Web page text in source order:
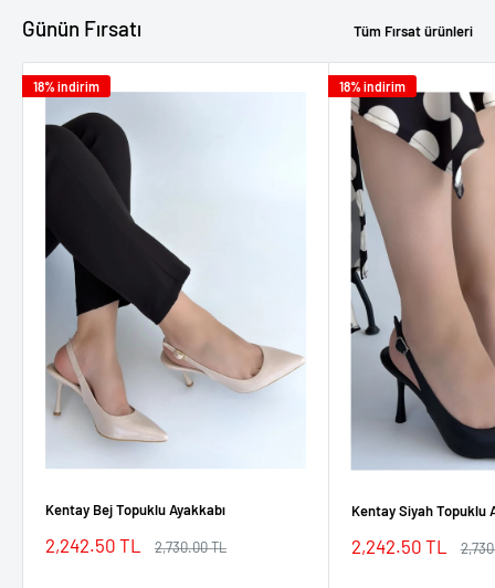
Günün Fırsatı Tüm Fırsat ürünleri
18% indirim
Kentay Bej Topuklu Ayakkabı
İndirimli
2,242.50 TL
Normal
2,730.00 TL
18% indirim
Kentay Siyah Topuklu
İndirimli
2,242.50 TL